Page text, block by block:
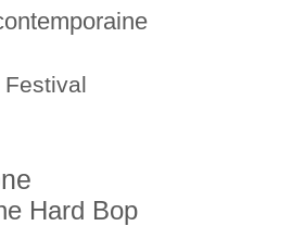
Hard Bop